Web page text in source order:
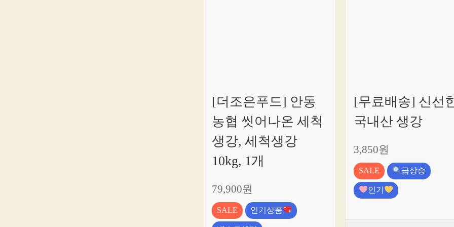
[더조은푸드] 안동
농협 씻어나온 세척
생강, 세척생강
10kg, 1개
79,900원
SALE
인기상품
[무료배송] 신선
국내산 생강
3,850원
SALE
급상승
인기